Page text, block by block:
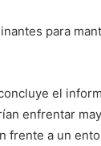
para
el
enfrentar
frente a un